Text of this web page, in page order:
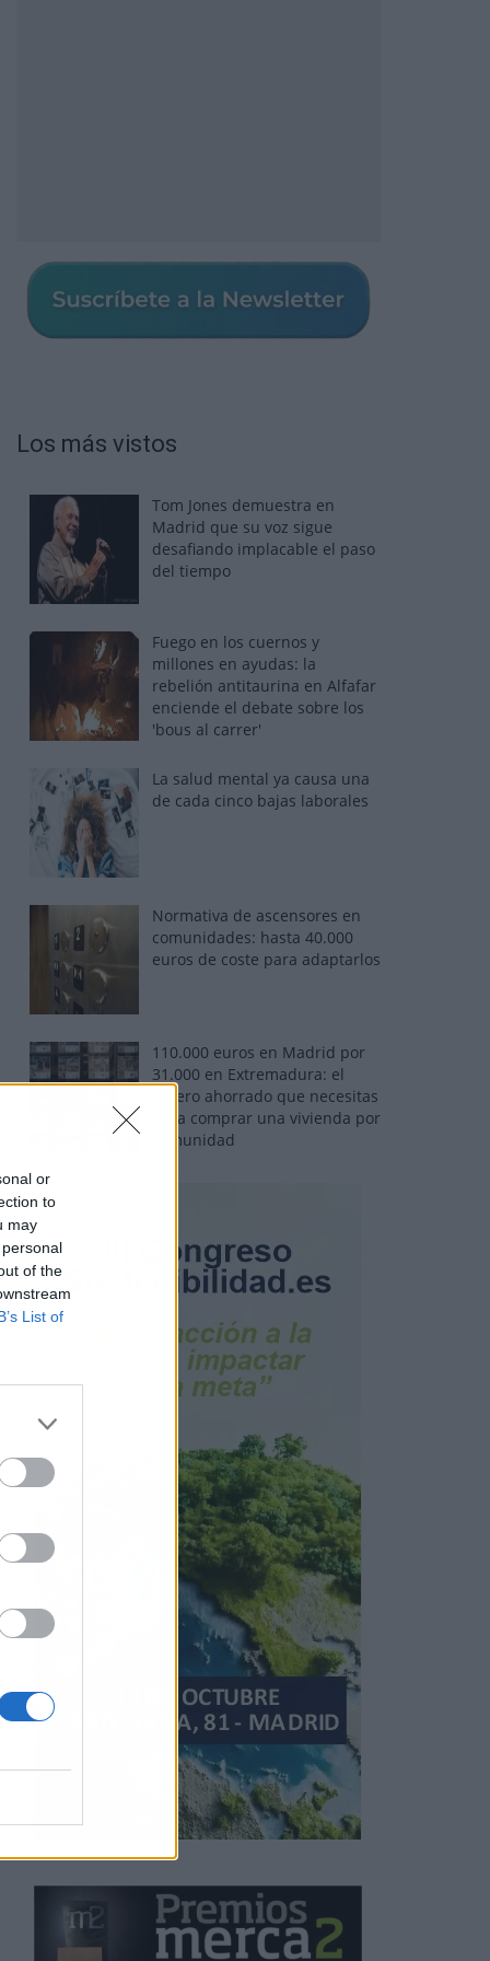
or
to
may
of the
List of
Los más vistos
Tom Jones demuestra en
Madrid que su voz sigue
desafiando implacable el paso
del tiempo
Fuego en los cuernos y
millones en ayudas: la
rebelión antitaurina en Alfafar
enciende el debate sobre los
'bous al carrer'
La salud mental ya causa una
de cada cinco bajas laborales
Normativa de ascensores en
comunidades: hasta 40.000
euros de coste para adaptarlos
110.000 euros en Madrid por
31.000 en Extremadura: el
dinero ahorrado que necesitas
para comprar una vivienda por
comunidad